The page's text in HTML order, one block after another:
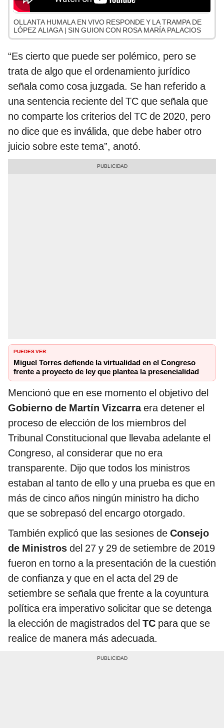
OLLANTA HUMALA EN VIVO RESPONDE Y LA TRAMPA DE
LÓPEZ ALIAGA | SIN GUION CON ROSA MARÍA PALACIOS
“Es cierto que puede ser polémico, pero se
trata de algo que el ordenamiento jurídico
señala como cosa juzgada. Se han referido a
una sentencia reciente del TC que señala que
no comparte los criterios del TC de 2020, pero
no dice que es inválida, que debe haber otro
juicio sobre este tema”, anotó.
PUEDES VER:
Miguel Torres defiende la virtualidad en el Congreso
frente a proyecto de ley que plantea la presencialidad
Mencionó que en ese momento el objetivo del
Gobierno de Martín Vizcarraera detener el
proceso de elección de los miembros del
Tribunal Constitucional que llevaba adelante el
Congreso, al considerar que no era
transparente. Dijo que todos los ministros
estaban al tanto de ello y una prueba es que en
más de cinco años ningún ministro ha dicho
que se sobrepasó del encargo otorgado.
También explicó que las sesiones de Consejo
de Ministros del 27 y 29 de setiembre de 2019
fueron en torno a la presentación de la cuestión
de confianza y que en el acta del 29 de
setiembre se señala que frente a la coyuntura
política era imperativo solicitar que se detenga
la elección de magistrados del TC para que se
realice de manera más adecuada.